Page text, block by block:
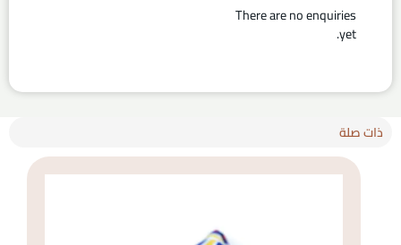
There are no enquiries
yet.
ذات صلة